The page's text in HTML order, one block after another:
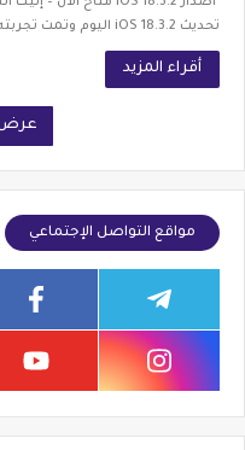
تحديث iOS 18.3.2 اليوم وتمت تجربته علي العديد من الاجهزة ويعمل ...
أقراء المزيد
عرض
مواقع التواصل الإجتماعي